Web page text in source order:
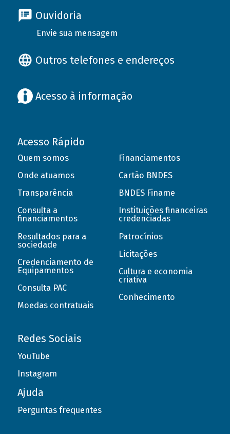
Ouvidoria
Envie sua mensagem
Outros telefones e endereços
Acesso à informação
Acesso Rápido
Quem somos
Onde atuamos
Transparência
Consulta a
financiamentos
Resultados para a
sociedade
Credenciamento de
Equipamentos
Consulta PAC
Moedas contratuais
Financiamentos
Cartão BNDES
BNDES Finame
Instituições financeiras
credenciadas
Patrocínios
Licitações
Cultura e economia
criativa
Conhecimento
Redes Sociais
YouTube
Instagram
Ajuda
Perguntas frequentes